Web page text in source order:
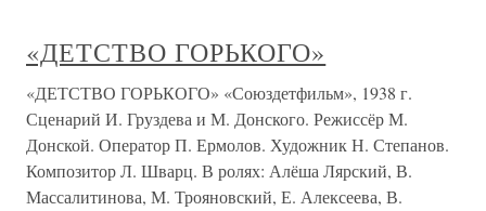
«ДЕТСТВО ГОРЬКОГО»
«ДЕТСТВО ГОРЬКОГО» «Союздетфильм», 1938 г.
Сценарий И. Груздева и М. Донского. Режиссёр М.
Донской. Оператор П. Ермолов. Художник Н. Степанов.
Композитор Л. Шварц. В ролях: Алёша Лярский, В.
Массалитинова, М. Трояновский, Е. Алексеева, В.